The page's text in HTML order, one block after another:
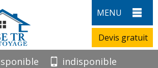
MENU
Devis gratuit
indisponible